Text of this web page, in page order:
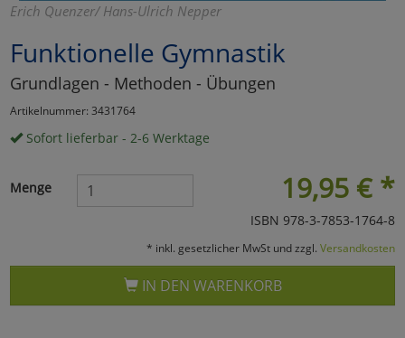
Erich Quenzer/ Hans-Ulrich Nepper
Funktionelle Gymnastik
Grundlagen - Methoden - Übungen
Artikelnummer: 3431764
Sofort lieferbar - 2-6 Werktage
19,95 € *
Menge
ISBN 978-3-7853-1764-8
* inkl. gesetzlicher MwSt und zzgl. Versandkosten
IN DEN WARENKORB
Umfragetools
Cookies
Alle Akzeptieren
zu Haupptseite